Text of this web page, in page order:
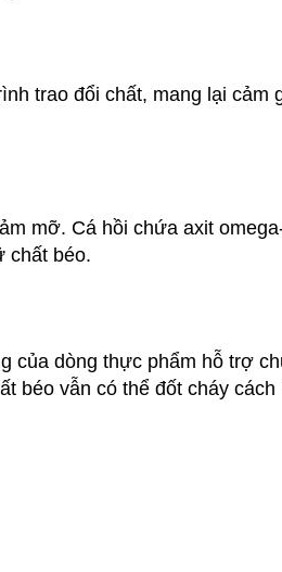
trao đổi chất, mang lại cảm
mỡ. Cá hồi chứa axit
chất béo.
của dòng thực phẩm hỗ trợ
béo vẫn có thể đốt cháy cách